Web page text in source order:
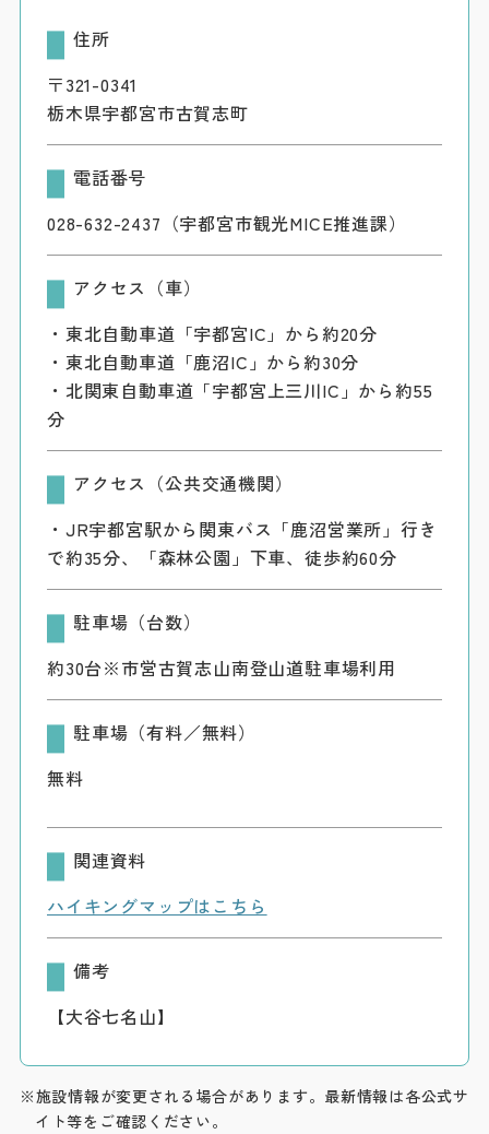
住所
〒321-0341
栃木県宇都宮市古賀志町
電話番号
028-632-2437（宇都宮市観光MICE推進課）
アクセス（車）
・東北自動車道「宇都宮IC」から約20分
・東北自動車道「鹿沼IC」から約30分
・北関東自動車道「宇都宮上三川IC」から約55
分
アクセス（公共交通機関）
・JR宇都宮駅から関東バス「鹿沼営業所」行き
で約35分、「森林公園」下車、徒歩約60分
駐車場（台数）
約30台※市営古賀志山南登山道駐車場利用
駐車場（有料／無料）
無料
関連資料
ハイキングマップはこちら
備考
【大谷七名山】
※施設情報が変更される場合があります。最新情報は各公式サ
イト等をご確認ください。